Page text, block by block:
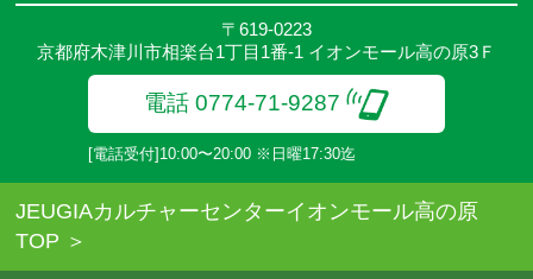
〒619-0223
京都府木津川市相楽台1丁目1番-1 イオンモール高の原3Ｆ
電話 0774-71-9287
[電話受付]10:00〜20:00 ※日曜17:30迄
JEUGIAカルチャーセンターイオンモール高の原
TOP